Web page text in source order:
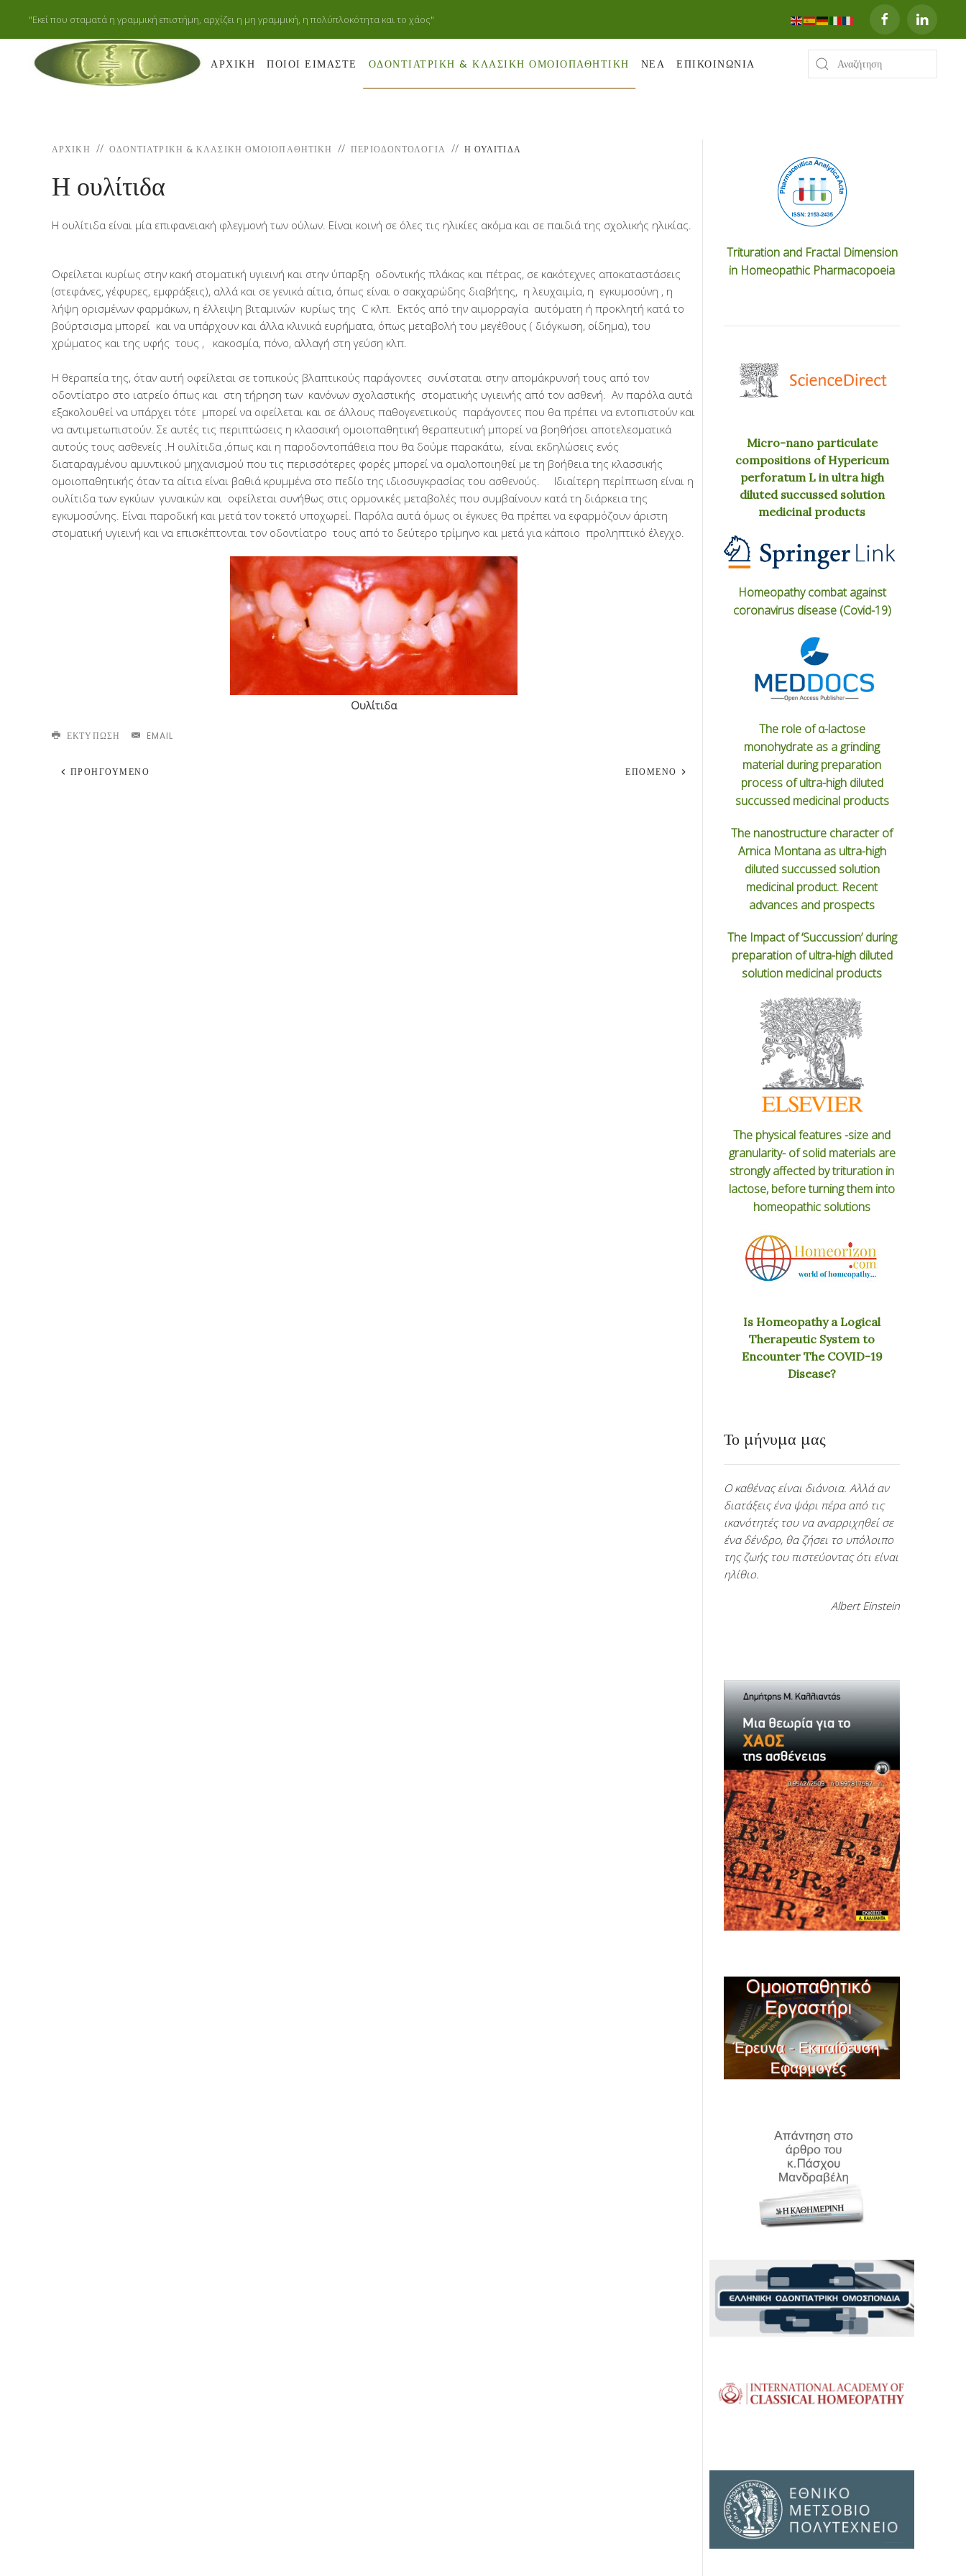
"Εκεί που σταματά η γραμμική επιστήμη, αρχίζει η μη γραμμική, η πολύπλοκότητα και το χάος"
ΑΡΧΙΚΗ ΠΟΙΟΙ ΕΙΜΑΣΤΕ ΟΔΟΝΤΙΑΤΡΙΚΗ & ΚΛΑΣΙΚΗ ΟΜΟΙΟΠΑΘΗΤΙΚΗ ΝΕΑ ΕΠΙΚΟΙΝΩΝΙΑ
ΑΡΧΙΚΉ ΟΔΟΝΤΙΑΤΡΙΚΗ & ΚΛΑΣΙΚΗ ΟΜΟΙΟΠΑΘΗΤΙΚΗ ΠΕΡΙΟΔΟΝΤΟΛΟΓΊΑ Η ΟΥΛΊΤΙΔΑ
Η ουλίτιδα
Η ουλίτιδα είναι μία επιφανειακή φλεγμονή των ούλων. Είναι κοινή σε όλες τις ηλικίες ακόμα και σε παιδιά της σχολικής ηλικίας.
Οφείλεται κυρίως στην κακή στοματική υγιεινή και στην ύπαρξη οδοντικής πλάκας και πέτρας, σε κακότεχνες αποκαταστάσεις
(στεφάνες, γέφυρες, εμφράξεις), αλλά και σε γενικά αίτια, όπως είναι ο σακχαρώδης διαβήτης, η λευχαιμία, η εγκυμοσύνη , η
λήψη ορισμένων φαρμάκων, η έλλειψη βιταμινών κυρίως της C κλπ. Εκτός από την αιμορραγία αυτόματη ή προκλητή κατά το
βούρτσισμα μπορεί και να υπάρχουν και άλλα κλινικά ευρήματα, όπως μεταβολή του μεγέθους ( διόγκωση, οίδημα), του
χρώματος και της υφής τους , κακοσμία, πόνο, αλλαγή στη γεύση κλπ.
Η θεραπεία της, όταν αυτή οφείλεται σε τοπικούς βλαπτικούς παράγοντες συνίσταται στην απομάκρυνσή τους από τον
οδοντίατρο στο ιατρείο όπως και στη τήρηση των κανόνων σχολαστικής στοματικής υγιεινής από τον ασθενή. Αν παρόλα αυτά
εξακολουθεί να υπάρχει τότε μπορεί να οφείλεται και σε άλλους παθογενετικούς παράγοντες που θα πρέπει να εντοπιστούν και
να αντιμετωπιστούν. Σε αυτές τις περιπτώσεις η κλασσική ομοιοπαθητική θεραπευτική μπορεί να βοηθήσει αποτελεσματικά
αυτούς τους ασθενείς .Η ουλίτιδα ,όπως και η παροδοντοπάθεια που θα δούμε παρακάτω, είναι εκδηλώσεις ενός
διαταραγμένου αμυντικού μηχανισμού που τις περισσότερες φορές μπορεί να ομαλοποιηθεί με τη βοήθεια της κλασσικής
ομοιοπαθητικής όταν τα αίτια είναι βαθιά κρυμμένα στο πεδίο της ιδιοσυγκρασίας του ασθενούς. Ιδιαίτερη περίπτωση είναι η
ουλίτιδα των εγκύων γυναικών και οφείλεται συνήθως στις ορμονικές μεταβολές που συμβαίνουν κατά τη διάρκεια της
εγκυμοσύνης. Είναι παροδική και μετά τον τοκετό υποχωρεί. Παρόλα αυτά όμως οι έγκυες θα πρέπει να εφαρμόζουν άριστη
στοματική υγιεινή και να επισκέπτονται τον οδοντίατρο τους από το δεύτερο τρίμηνο και μετά για κάποιο προληπτικό έλεγχο.
Ουλίτιδα
ΕΚΤΎΠΩΣΗ EMAIL
ΠΡΟΗΓΟΎΜΕΝΟ ΕΠΌΜΕΝΟ
Trituration and Fractal Dimension
in Homeopathic Pharmacopoeia
Micro-nano particulate
compositions of Hypericum
perforatum L in ultra high
diluted succussed solution
medicinal products
Homeopathy combat against
coronavirus disease (Covid-19)
The role of α-lactose
monohydrate as a grinding
material during preparation
process of ultra-high diluted
succussed medicinal products
The nanostructure character of
Arnica Montana as ultra-high
diluted succussed solution
medicinal product. Recent
advances and prospects
The Impact of ‘Succussion’ during
preparation of ultra-high diluted
solution medicinal products
The physical features -size and
granularity- of solid materials are
strongly affected by trituration in
lactose, before turning them into
homeopathic solutions
Is Homeopathy a Logical
Therapeutic System to
Encounter The COVID-19
Disease?
Το μήνυμα μας
Ο καθένας είναι διάνοια. Αλλά αν
διατάξεις ένα ψάρι πέρα από τις
ικανότητές του να αναρριχηθεί σε
ένα δένδρο, θα ζήσει το υπόλοιπο
της ζωής του πιστεύοντας ότι είναι
ηλίθιο.
Albert Einstein